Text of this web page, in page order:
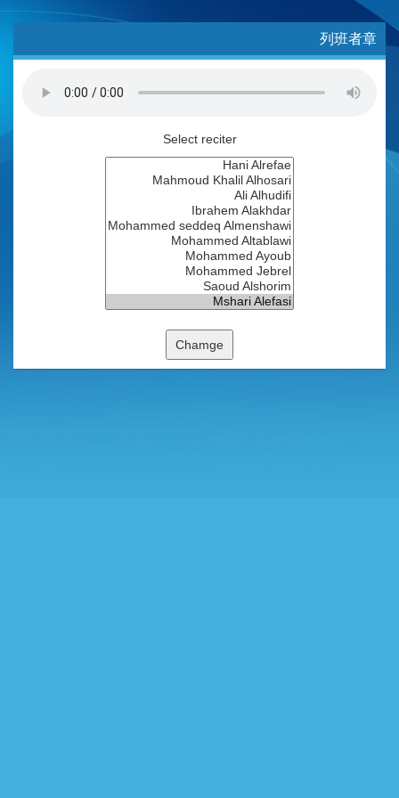
列班者章
Select reciter